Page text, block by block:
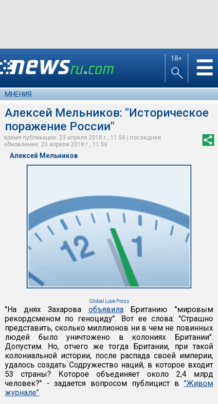
18+ ☰
МНЕНИЯ
Алексей Мельников: "Историческое
поражение России"
время публикации: 23 апреля 2018 г., 11:56 | последнее
обновление: 23 апреля 2018 г., 11:56
Алексей Мельников
Global Look Press
"На днях Захарова объявилаБританию "мировым
рекордсменом по геноциду". Вот ее слова: "Страшно
представить, сколько миллионов ни в чем не повинных
людей было уничтожено в колониях Британии".
Допустим. Но, отчего же тогда Британии, при такой
колониальной истории, после распада своей империи,
удалось создать Содружество наций, в которое входит
53 страны? Которое объединяет около 2,4 млрд
человек?" - задается вопросом публицист в "Живом
журнале".